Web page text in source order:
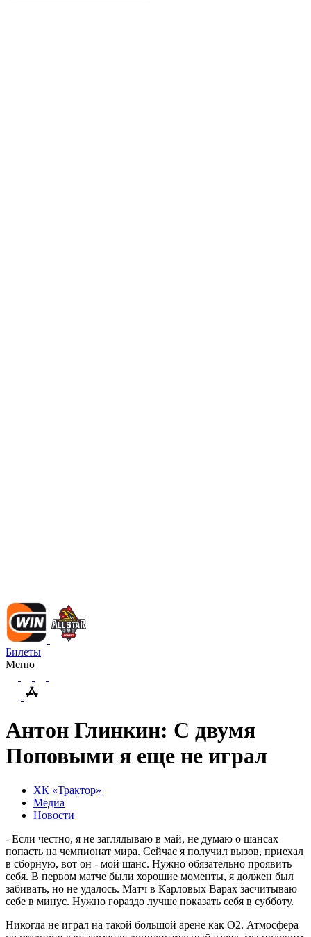
Билеты
Меню
Антон Глинкин: С двумя
Поповыми я еще не играл
ХК «Трактор»
Медиа
Новости
- Если честно, я не заглядываю в май, не думаю о шансах
попасть на чемпионат мира. Сейчас я получил вызов, приехал
в сборную, вот он - мой шанс. Нужно обязательно проявить
себя. В первом матче были хорошие моменты, я должен был
забивать, но не удалось. Матч в Карловых Варах засчитываю
себе в минус. Нужно гораздо лучше показать себя в субботу.
Никогда не играл на такой большой арене как О2. Атмосфера